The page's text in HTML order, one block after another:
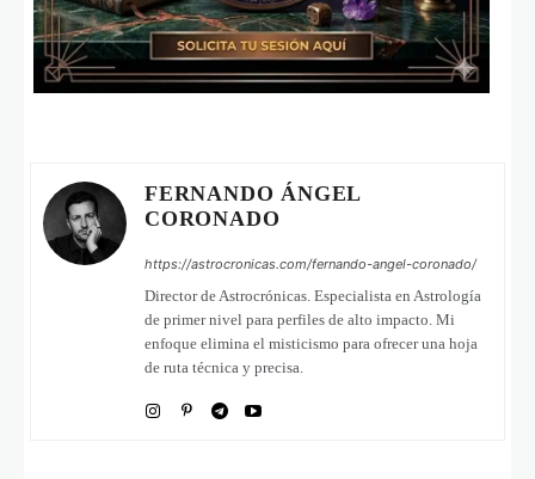
FERNANDO ÁNGEL
CORONADO
https://astrocronicas.com/fernando-angel-coronado/
Director de Astrocrónicas. Especialista en Astrología
de primer nivel para perfiles de alto impacto. Mi
enfoque elimina el misticismo para ofrecer una hoja
de ruta técnica y precisa.